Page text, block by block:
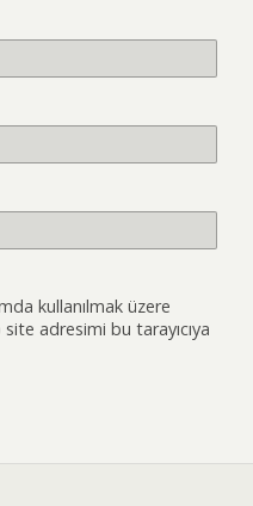
kullanılmak üzere
adresimi bu tarayıcıya